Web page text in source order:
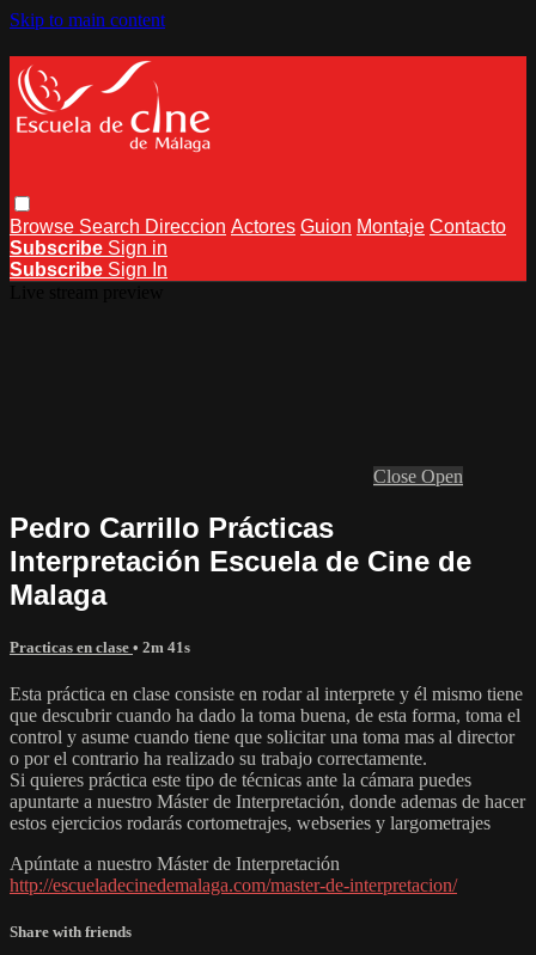
Skip to main content
Browse Search Direccion Actores Guion Montaje Contacto
Subscribe Sign in
Subscribe Sign In
Close Open
Pedro Carrillo Prácticas
Interpretación Escuela de Cine de
Malaga
Practicas en clase • 2m 41s
Esta práctica en clase consiste en rodar al interprete y él mismo tiene
que descubrir cuando ha dado la toma buena, de esta forma, toma el
control y asume cuando tiene que solicitar una toma mas al director
o por el contrario ha realizado su trabajo correctamente.
Si quieres práctica este tipo de técnicas ante la cámara puedes
apuntarte a nuestro Máster de Interpretación, donde ademas de hacer
estos ejercicios rodarás cortometrajes, webseries y largometrajes
Apúntate a nuestro Máster de Interpretación
http://escueladecinedemalaga.com/master-de-interpretacion/
Share with friends